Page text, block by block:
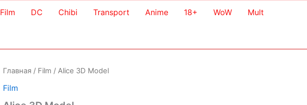
Film DC Chibi Transport Anime 18+ WoW Mult
Главная / Film / Alice 3D Model
Film